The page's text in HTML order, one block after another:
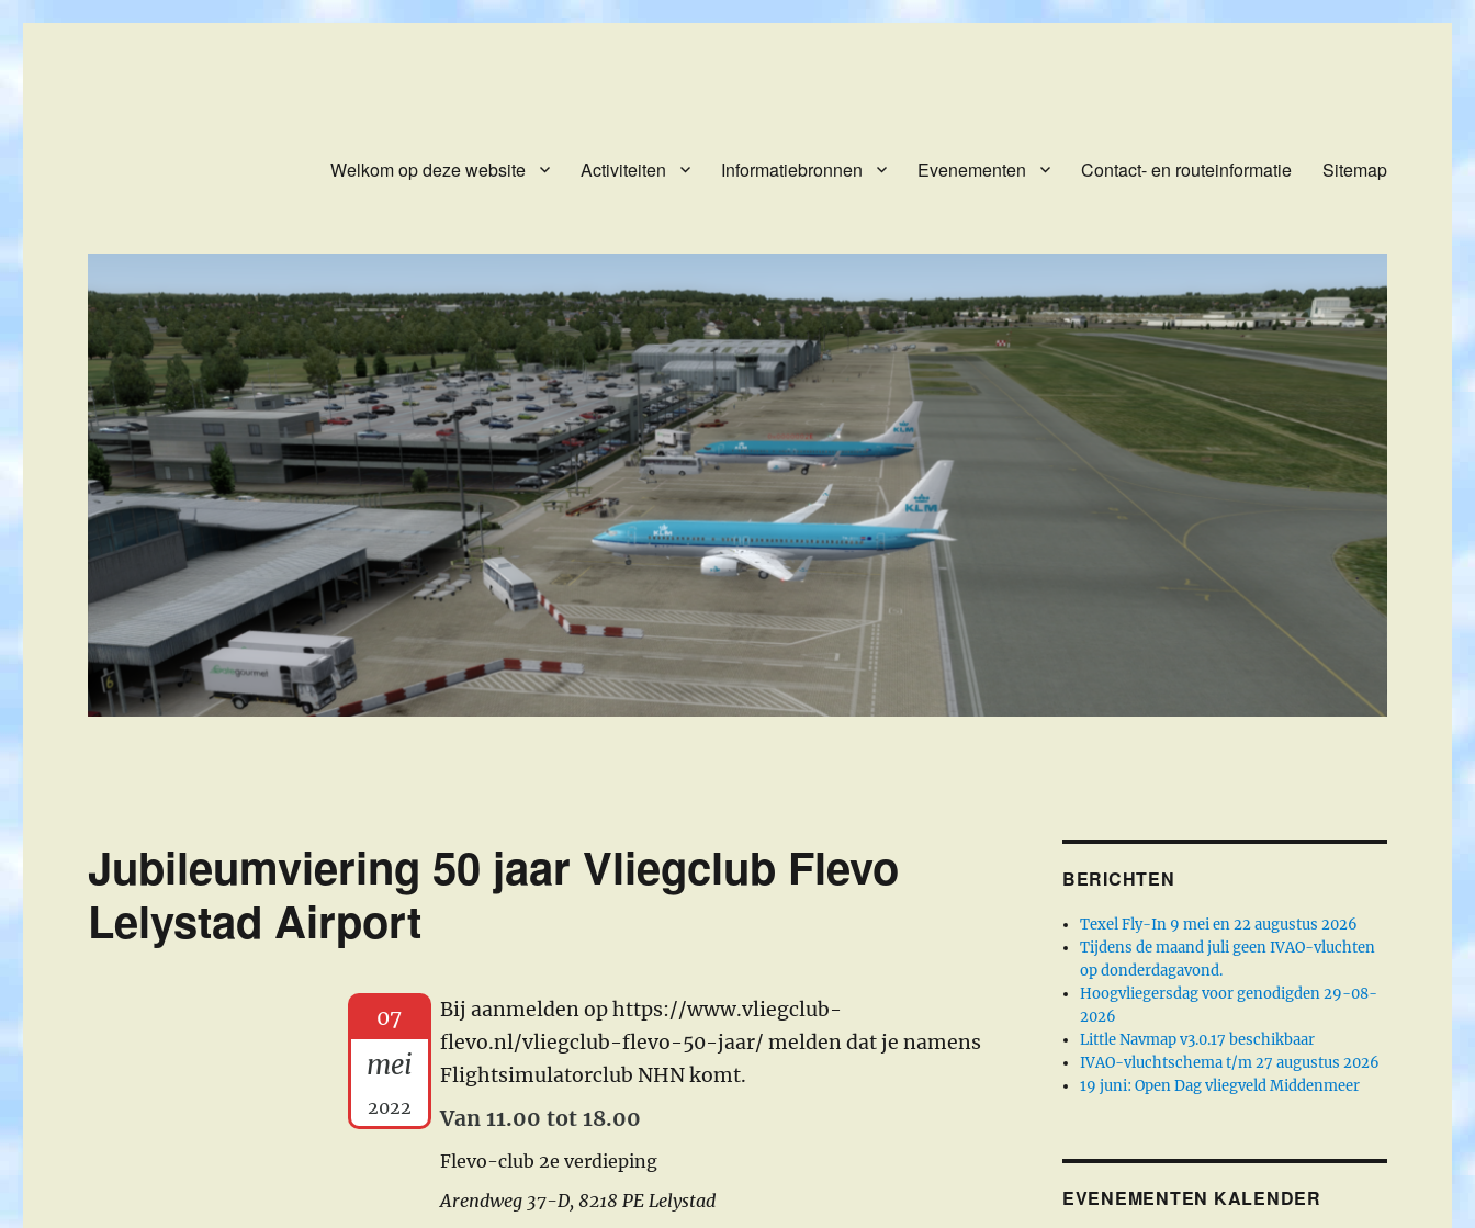
Welkom op deze website Activiteiten Informatiebronnen Evenementen Contact- en routeinformatie Sitemap
Jubileumviering 50 jaar Vliegclub Flevo
Lelystad Airport
07
mei
2022
Bij aanmelden op https://www.vliegclub-
flevo.nl/vliegclub-flevo-50-jaar/ melden dat je namens
Flightsimulatorclub NHN komt.
Van 11.00 tot 18.00
Flevo-club 2e verdieping
Arendweg 37-D, 8218 PE Lelystad
BERICHTEN
Texel Fly-In 9 mei en 22 augustus 2026
Tijdens de maand juli geen IVAO-vluchten
op donderdagavond.
Hoogvliegersdag voor genodigden 29-08-
2026
Little Navmap v3.0.17 beschikbaar
IVAO-vluchtschema t/m 27 augustus 2026
19 juni: Open Dag vliegveld Middenmeer
EVENEMENTEN KALENDER